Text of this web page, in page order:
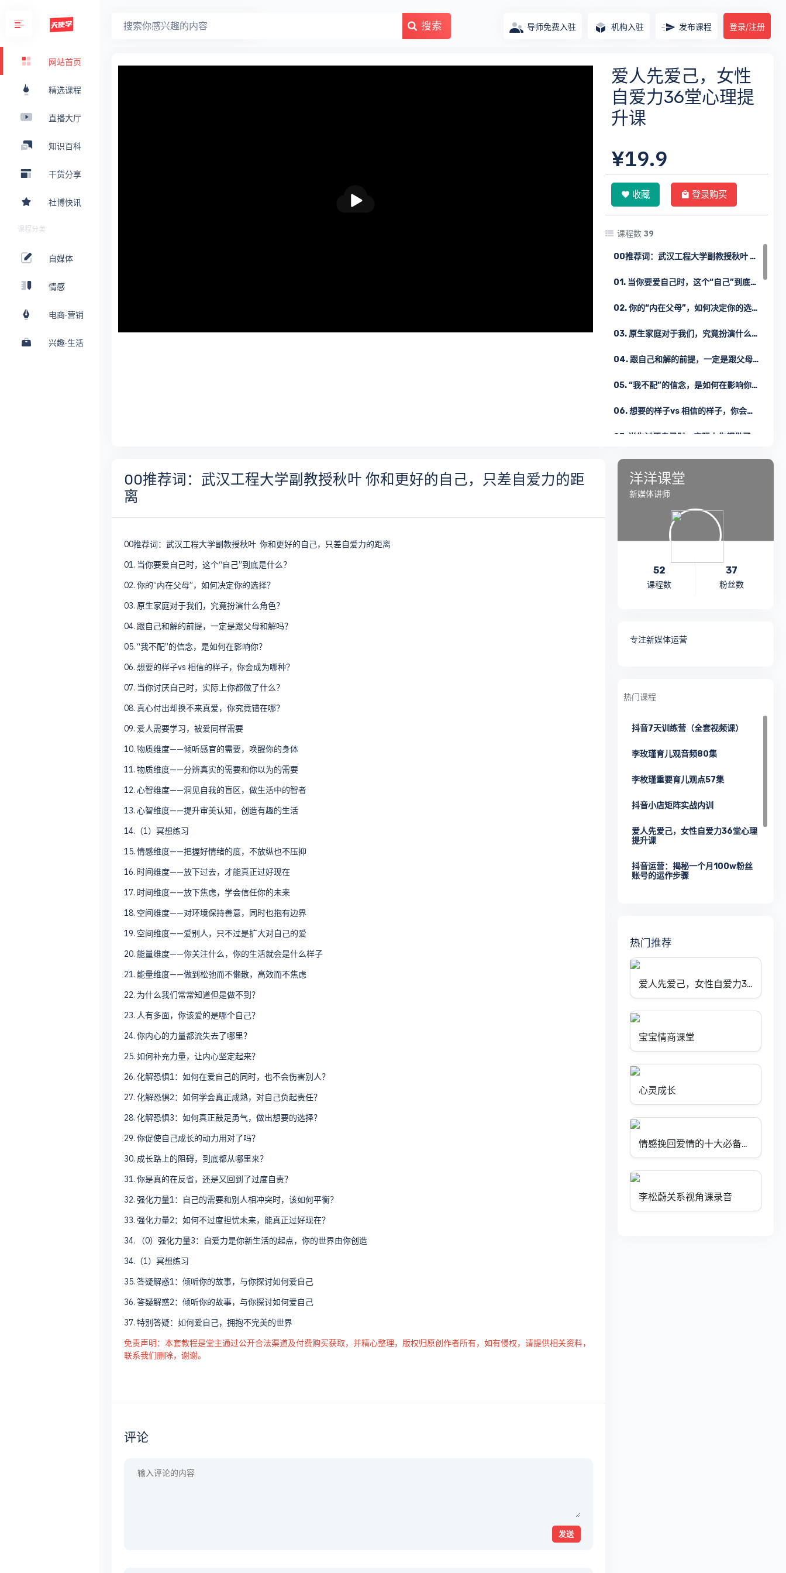
搜索 导师免费入驻 机构入驻 发布课程 登录/注册
网站首页
精选课程
直播大厅
知识百科
干货分享
社博快讯
课程分类
自媒体
情感
电商·营销
兴趣·生活
放
爱人先爱己，女性
自爱力36堂心理提
升课
¥19.9
收藏 登录购买
课程数 39
00推荐词：武汉工程大学副教授秋叶 你和更好的自己，只差自爱力的距离
01. 当你要爱自己时，这个“自己”到底是什么？
02. 你的“内在父母”，如何决定你的选择？
03. 原生家庭对于我们，究竟扮演什么角色？
04. 跟自己和解的前提，一定是跟父母和解吗？
05. “我不配”的信念，是如何在影响你？
06. 想要的样子vs 相信的样子，你会成为哪种？
09. 爱人需要学习，被爱同样需要
11. 物质维度——分辨真实的需要和你以为的需要
14.（1）冥想练习
24. 你内心的力量都流失去了哪里？
31. 你是真的在反省，还是又回到了过度自责？
33. 强化力量2：如何不过度担忧未来，能真正过好现在？
34.（1）冥想练习
36. 答疑解惑2：倾听你的故事，与你探讨如何爱自己
00推荐词：武汉工程大学副教授秋叶 你和更好的自己，只差自爱力的距
离
00推荐词：武汉工程大学副教授秋叶 你和更好的自己，只差自爱力的距离
01. 当你要爱自己时，这个“自己”到底是什么？
02. 你的“内在父母”，如何决定你的选择？
03. 原生家庭对于我们，究竟扮演什么角色？
04. 跟自己和解的前提，一定是跟父母和解吗？
05. “我不配”的信念，是如何在影响你？
06. 想要的样子vs 相信的样子，你会成为哪种？
07. 当你讨厌自己时，实际上你都做了什么？
08. 真心付出却换不来真爱，你究竟错在哪？
09. 爱人需要学习，被爱同样需要
10. 物质维度——倾听感官的需要，唤醒你的身体
11. 物质维度——分辨真实的需要和你以为的需要
12. 心智维度——洞见自我的盲区，做生活中的智者
13. 心智维度——提升审美认知，创造有趣的生活
14.（1）冥想练习
15. 情感维度——把握好情绪的度，不放纵也不压抑
16. 时间维度——放下过去，才能真正过好现在
17. 时间维度——放下焦虑，学会信任你的未来
18. 空间维度——对环境保持善意，同时也抱有边界
19. 空间维度——爱别人，只不过是扩大对自己的爱
20. 能量维度——你关注什么，你的生活就会是什么样子
21. 能量维度——做到松弛而不懒散，高效而不焦虑
22. 为什么我们常常知道但是做不到？
23. 人有多面，你该爱的是哪个自己？
24. 你内心的力量都流失去了哪里？
25. 如何补充力量，让内心坚定起来？
26. 化解恐惧1：如何在爱自己的同时，也不会伤害别人？
27. 化解恐惧2：如何学会真正成熟，对自己负起责任？
28. 化解恐惧3：如何真正鼓足勇气，做出想要的选择？
29. 你促使自己成长的动力用对了吗？
30. 成长路上的阻碍，到底都从哪里来？
31. 你是真的在反省，还是又回到了过度自责？
32. 强化力量1：自己的需要和别人相冲突时，该如何平衡？
33. 强化力量2：如何不过度担忧未来，能真正过好现在？
34. （0）强化力量3：自爱力是你新生活的起点，你的世界由你创造
34.（1）冥想练习
35. 答疑解惑1：倾听你的故事，与你探讨如何爱自己
36. 答疑解惑2：倾听你的故事，与你探讨如何爱自己
37. 特别答疑：如何爱自己，拥抱不完美的世界
免责声明：本套教程是堂主通过公开合法渠道及付费购买获取，并精心整理，版权归原创作者所有，如有侵权，请提供相关资料，
联系我们删除，谢谢。
评论
发送
洋洋课堂
新媒体讲师
52
课程数
37
粉丝数
专注新媒体运营
热门课程
抖音7天训练营（全套视频课）
李玫瑾育儿观音频80集
李枚瑾重要育儿观点57集
抖音小店矩阵实战内训
爱人先爱己，女性自爱力36堂心理
提升课
抖音运营：揭秘一个月100w粉丝
账号的运作步骤
新手小白首要学习的拼多多课程
热门推荐
爱人先爱己，女性自爱力36堂心理提升课
宝宝情商课堂
心灵成长
情感挽回爱情的十大必备因素
李松蔚关系视角课录音